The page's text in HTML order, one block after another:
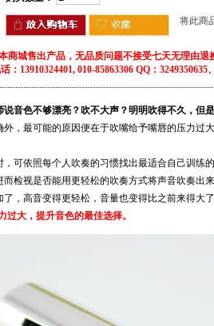
将此商
商城售出产品，无品质问题不接受七天无理由退
：13910324401, 010-85863306 QQ：3249350635
音色不够漂亮？吹不大声？明明吹得不久，但
，最可能的原因便在于吹嘴给予嘴唇的压力过
可依照每个人吹奏的习惯找出最适合自己训练
检视是否能用更轻松的吹奏方式将声音吹奏出
，高音变得更轻松，音量也变得比之前来得大了
大，提升音色的最佳选择。